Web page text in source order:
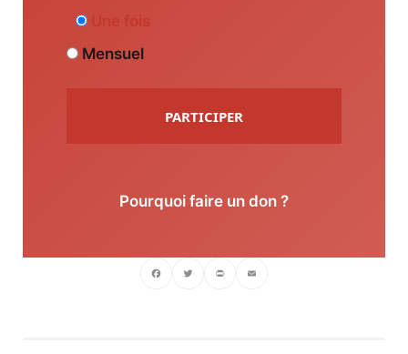
Mensuel
PARTICIPER
Pourquoi faire un don ?